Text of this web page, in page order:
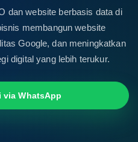
dan website berbasis data di
membangun website
Google, dan meningkatkan
digital yang lebih terukur.
WhatsApp